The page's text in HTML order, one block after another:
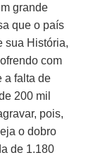
grande
que o país
sua História,
com
a falta de
200 mil
pois,
o dobro
de 1.180